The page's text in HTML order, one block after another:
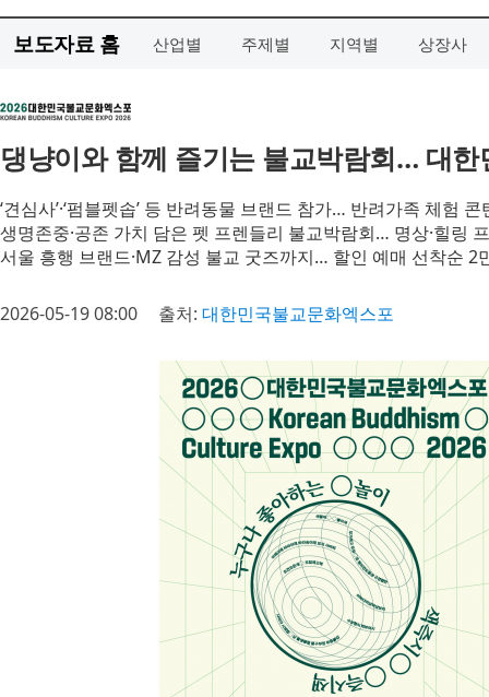
보도자료 홈 산업별 주제별 지역별 상장사
댕냥이와 함께 즐기는 불교박람회… 대
‘견심사’·‘펌블펫솝’ 등 반려동물 브랜드 참가… 반려가족 체험
생명존중·공존 가치 담은 펫 프렌들리 불교박람회… 명상·힐링
서울 흥행 브랜드·MZ 감성 불교 굿즈까지… 할인 예매 선착순 2
2026-05-19 08:00 출처: 대한민국불교문화엑스포